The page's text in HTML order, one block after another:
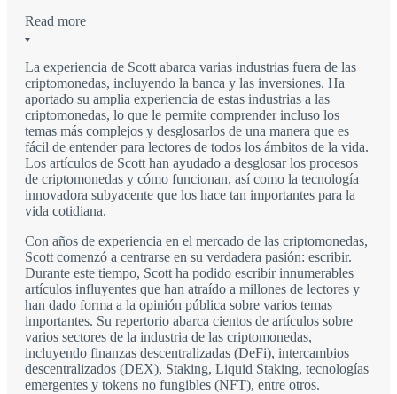
Read more
La experiencia de Scott abarca varias industrias fuera de las
criptomonedas, incluyendo la banca y las inversiones. Ha
aportado su amplia experiencia de estas industrias a las
criptomonedas, lo que le permite comprender incluso los
temas más complejos y desglosarlos de una manera que es
fácil de entender para lectores de todos los ámbitos de la vida.
Los artículos de Scott han ayudado a desglosar los procesos
de criptomonedas y cómo funcionan, así como la tecnología
innovadora subyacente que los hace tan importantes para la
vida cotidiana.
Con años de experiencia en el mercado de las criptomonedas,
Scott comenzó a centrarse en su verdadera pasión: escribir.
Durante este tiempo, Scott ha podido escribir innumerables
artículos influyentes que han atraído a millones de lectores y
han dado forma a la opinión pública sobre varios temas
importantes. Su repertorio abarca cientos de artículos sobre
varios sectores de la industria de las criptomonedas,
incluyendo finanzas descentralizadas (DeFi), intercambios
descentralizados (DEX), Staking, Liquid Staking, tecnologías
emergentes y tokens no fungibles (NFT), entre otros.